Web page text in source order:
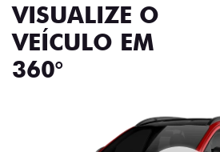
VISUALIZE O
VEÍCULO EM
360°